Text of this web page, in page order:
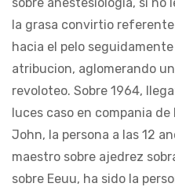
la grasa convirtio
hacia el pelo
atribucion, aglomerando
revoloteo. Sobre 1964,
luces caso en compania
John, la persona a las 12
maestro sobre ajedrez
sobre Eeuu, ha sido la